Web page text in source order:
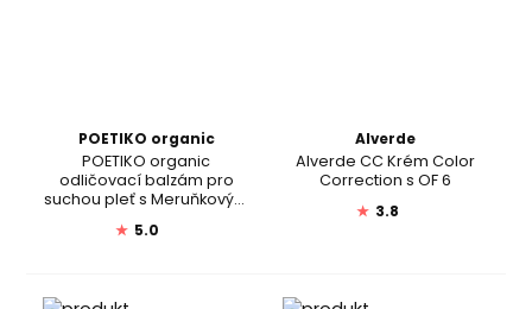
POETIKO organic
POETIKO organic
odličovací balzám pro
suchou pleť s Meruňkovým
Arnikou
★ 5.0
Alverde
Alverde CC Krém Color
Correction s OF 6
★ 3.8